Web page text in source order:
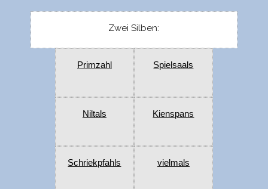
Zwei Silben:
Primzahl Spielsaals
Niltals Kienspans
Schriekpfahls vielmals